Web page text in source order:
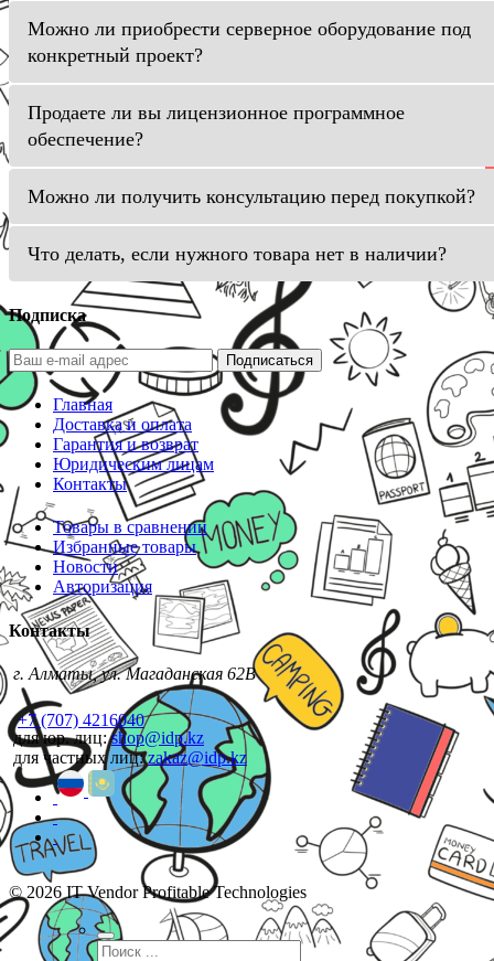
Можно ли приобрести серверное оборудование под
конкретный проект?
Продаете ли вы лицензионное программное
обеспечение?
Можно ли получить консультацию перед покупкой?
Что делать, если нужного товара нет в наличии?
Подписка
Подписаться
Главная
Доставка и оплата
Гарантия и возврат
Юридическим лицам
Контакты
Товары в сравнении
Избранные товары
Новости
Авторизация
Контакты
г. Алматы, ул. Магаданская 62В
+7 (707) 4216040
для юр. лиц:shop@idp.kz
для частных лиц:zakaz@idp.kz
© 2026 IT Vendor Profitable Technologies